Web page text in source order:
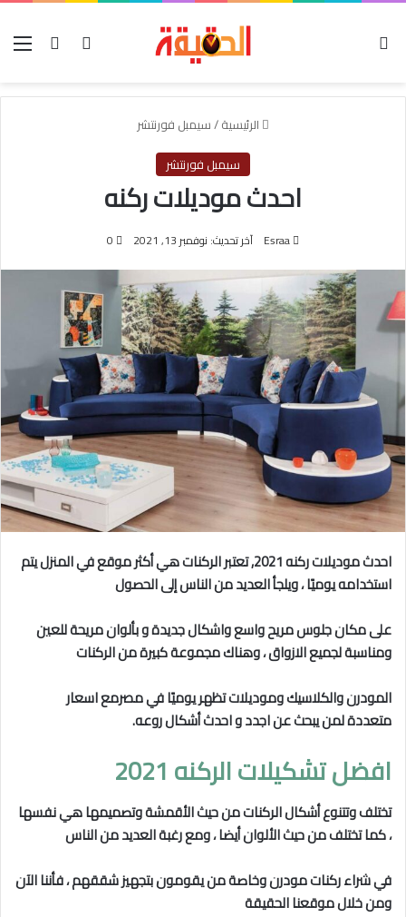
بحث عنتسجيل
الرئيسية/سيمبل فورنتشر
سيمبل فورنتشر
احدث موديلات ركنه
Esraa آخر تحديث: نوفمبر 13, 2021 0
احدث موديلات ركنه 2021, تعتبر الركنات هي أكثر موقع في المنزل يتم
استخدامه يوميًا ، ويلجأ العديد من الناس إلى الحصول
على مكان جلوس مريح واسع واشكال جديدة و بألوان مريحة للعين
ومناسبة لجميع الازواق ، وهناك مجموعة كبيرة من الركنات
المودرن والكلاسيك وموديلات تظهر يوميًا في مصرمع اسعار
متعددة لمن يبحث عن اجدد و احدث أشكال روعه.
افضل تشكيلات الركنه 2021
تختلف وتتنوع أشكال الركنات من حيث الأقمشة وتصميمها هي نفسها
، كما تختلف من حيث الألوان أيضا ، ومع رغبة العديد من الناس
في شراء ركنات مودرن وخاصة من يقومون بتجهيز شققهم ، فأننا الآن
ومن خلال موقعنا الحقيقة